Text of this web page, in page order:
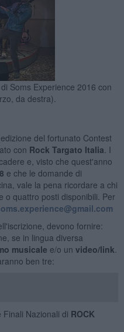
Soms Experience 2016 con
da destra).
del fortunato Contest
con Rock Targato Italia . I
e, visto che quest'anno
e che le domande di
vale la pena ricordare a chi
o quattro posti disponibili. Per
devono fornire:
se in lingua diversa
musicale e/o un video/link
ben tre:
Nazionali di ROCK